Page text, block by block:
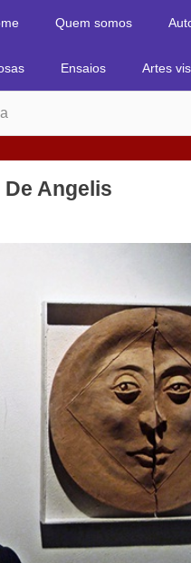
Quem somos
Ensaios Artes
Angelis